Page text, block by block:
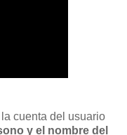
cuenta del usuario
y el nombre del